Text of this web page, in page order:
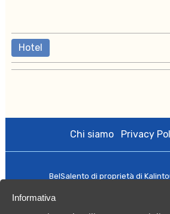
Hotel
Chi siamo Privacy
BelSalento di proprietà di
Informativa